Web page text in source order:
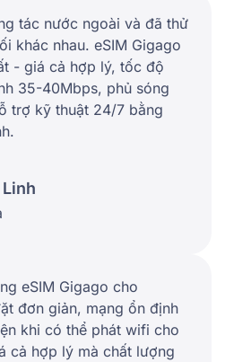
tác nước ngoài và đã thử
khác nhau. eSIM Gigago
- giá cả hợp lý, tốc độ
35-40Mbps, phủ sóng
trợ kỹ thuật 24/7 bằng
eSIM Gigago cho
đơn giản, mạng ổn định
khi có thể phát wifi cho
cả hợp lý mà chất lượng